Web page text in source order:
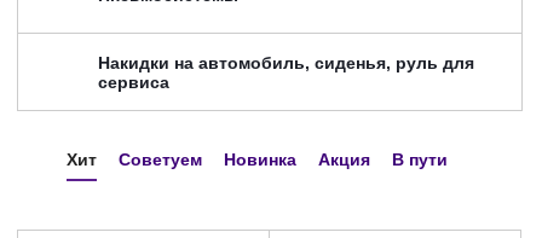
Накидки на автомобиль, сиденья, руль для
сервиса
Хит Советуем Новинка Акция В пути